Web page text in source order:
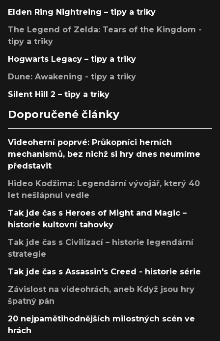
Elden Ring Nightreing – tipy a triky
The Legend of Zelda: Tears of the Kingdom -
tipy a triky
Hogwarts Legacy – tipy a triky
Dune: Awakening - tipy a triky
Silent Hill 2 – tipy a triky
Doporučené články
Videoherní poprvé: Průkopníci herních
mechanismů, bez nichž si hry dnes neumíme
představit
Hideo Kodžima: Legendární vývojář, který 40
let nešlápnul vedle
Tak jde čas s Heroes of Might and Magic –
historie kultovní tahovky
Tak jde čas s Civilizací – historie legendární
strategie
Tak jde čas s Assassin's Creed - historie série
Závislost na videohrách, aneb Když jsou hry
špatný pán
20 nejpamětihodnějších milostných scén ve
hrách